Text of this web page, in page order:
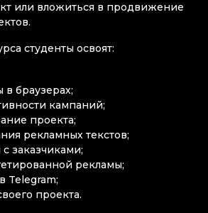
или вложиться в продвижение
студенты освоят:
в браузерах;
кампаний;
проекта;
рекламных текстов;
заказчиками;
рекламы;
Telegram;
проекта.